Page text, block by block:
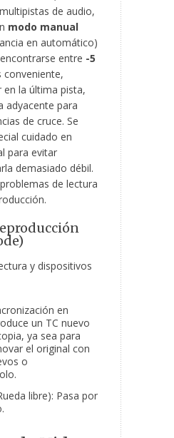
de audio,
modo manual
en automático)
entre -5
conveniente,
en la última pista,
adyacente para
de cruce. Se
cuidado en
para evitar
demasiado débil.
de lectura
y dispositivos
en
un TC nuevo
ya sea para
el original con
o
libre): Pasa por